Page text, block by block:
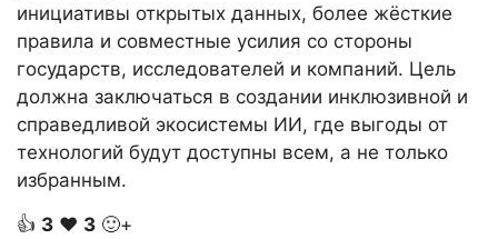
инициативы открытых данных, более жёсткие
правила и совместные усилия со стороны
государств, исследователей и компаний. Цель
должна заключаться в создании инклюзивной и
справедливой экосистемы ИИ, где выгоды от
технологий будут доступны всем, а не только
избранным.
👍 3 ❤️ 3 🙂+